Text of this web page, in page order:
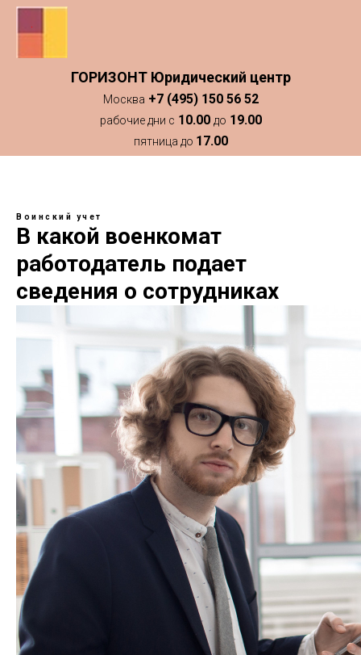
ГОРИЗОНТ Юридический центр
Москва +7 (495) 150 56 52
рабочие дни с 10.00 до 19.00
пятница до 17.00
Воинский учет
В какой военкомат
работодатель подает
сведения о сотрудниках